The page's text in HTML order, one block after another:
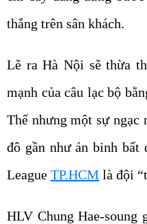
thắng trên sân khách.
Lẽ ra Hà Nội sẽ thừa
mạnh của câu lạc bộ
Thế nhưng một sự
đô gần như án binh bất
League TP.HCM là đội
HLV Chung Hae-soung